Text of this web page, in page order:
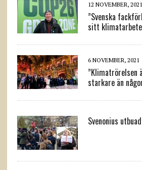
12 NOVEMBER, 2021
”Svenska
sitt
6 NOVEMBER, 2021
”Klimatrörelsen
starkare än
Svenonius